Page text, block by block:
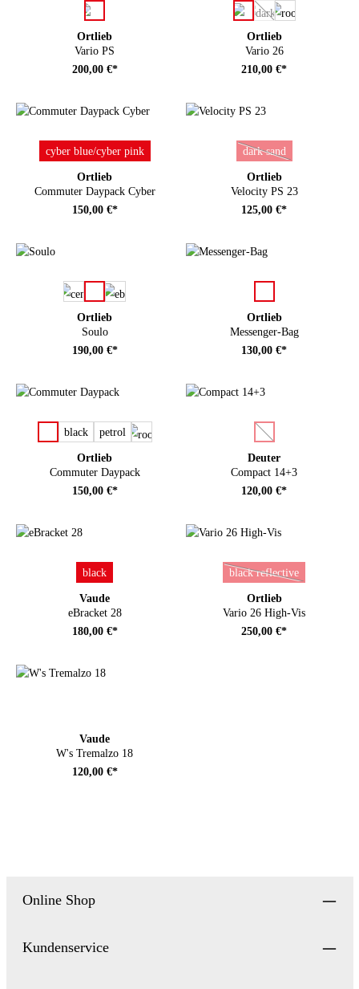
Ortlieb
Vario PS
Farbe
200,00 €*
Ortlieb
Vario 26
Farbeauswählen
(Diese Option ist
210,00 €*
Ortlieb
Commuter Daypack Cyber
Farbeauswählen
cyber blue/cyber pink
150,00 €*
Ortlieb
Velocity PS 23
Farbeauswählen
dark sand
(Diese Option ist
125,00 €*
Ortlieb
Soulo
Farbe auswählen
190,00 €*
Ortlieb
Messenger-Bag
130,00 €*
Ortlieb
Commuter Daypack
Farbeauswählen
black petrol
150,00 €*
Deuter
Compact 14+3
Farbeauswählen
(Diese Option ist
120,00 €*
Vaude
eBracket 28
Farbeauswählen
black
180,00 €*
Ortlieb
Vario 26 High-Vis
Farbeauswählen
black reflective
(Diese Option ist
250,00 €*
Vaude
W's Tremalzo 18
120,00 €*
Online Shop
Kundenservice